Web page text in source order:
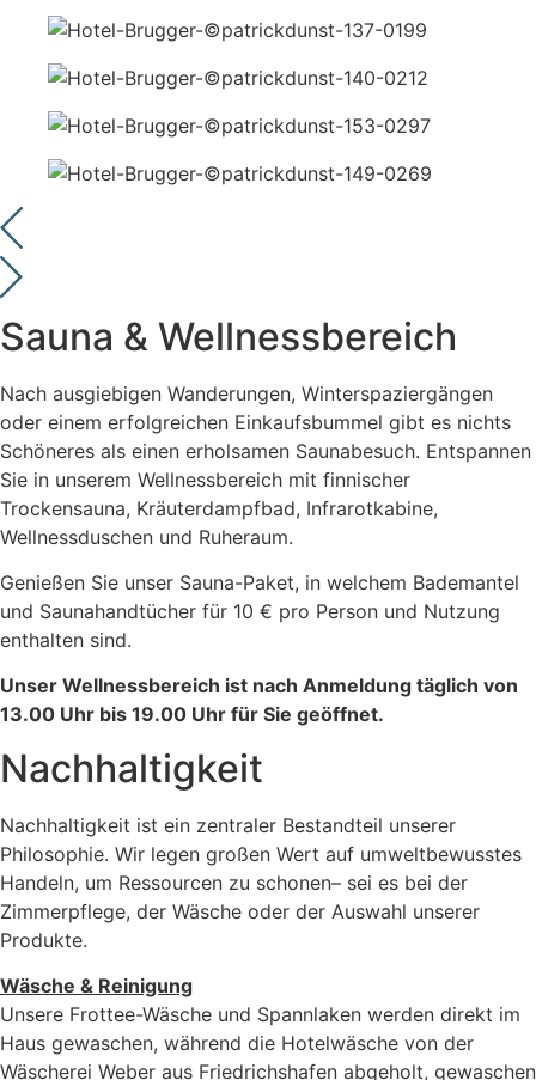
Sauna & Wellness­bereich
Nach ausgiebigen Wanderungen, Winterspaziergängen
oder einem erfolgreichen Einkaufsbummel gibt es nichts
Schöneres als einen erholsamen Saunabesuch. Entspannen
Sie in unserem Wellnessbereich mit finnischer
Trockensauna, Kräuterdampfbad, Infrarotkabine,
Wellnessduschen und Ruheraum.
Genießen Sie unser Sauna-Paket, in welchem Bademantel
und Saunahandtücher für 10 € pro Person und Nutzung
enthalten sind.
Unser Wellnessbereich ist nach Anmeldung täglich von
13.00 Uhr bis 19.00 Uhr für Sie geöffnet.
Nachhaltigkeit
Nachhaltigkeit ist ein zentraler Bestandteil unserer
Philosophie. Wir legen großen Wert auf umweltbewusstes
Handeln, um Ressourcen zu schonen– sei es bei der
Zimmerpflege, der Wäsche oder der Auswahl unserer
Produkte.
Wäsche & Reinigung
Unsere Frottee-Wäsche und Spannlaken werden direkt im
Haus gewaschen, während die Hotelwäsche von der
Wäscherei Weber aus Friedrichshafen abgeholt, gewaschen